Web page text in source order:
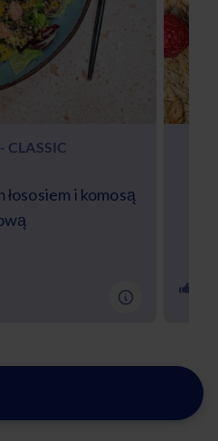
CLASSIC
łososiem i komosą